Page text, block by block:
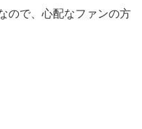
ので、心配なファンの方